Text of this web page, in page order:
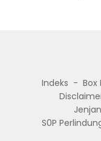
Indeks Box
S0P